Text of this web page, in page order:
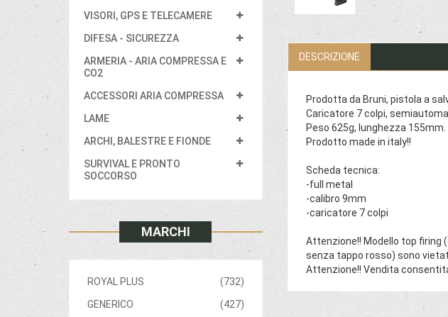
VISORI, GPS E TELECAMERE
DIFESA - SICUREZZA
ARMERIA - ARIA COMPRESSA E
CO2
ACCESSORI ARIA COMPRESSA
LAME
ARCHI, BALESTRE E FIONDE
SURVIVAL E PRONTO
SOCCORSO
MARCHI
(732)
ROYAL PLUS
(427)
GENERICO
DESCRIZIONE
Prodotta da Bruni, pistola a
Caricatore 7 colpi,
Peso 625g, lunghezza 155mm.
Prodotto made in italy!!
Scheda tecnica:
-full metal
-calibro 9mm
-caricatore 7 colpi
Attenzione!! Modello top firing
senza tappo rosso) sono
Attenzione!! Vendita